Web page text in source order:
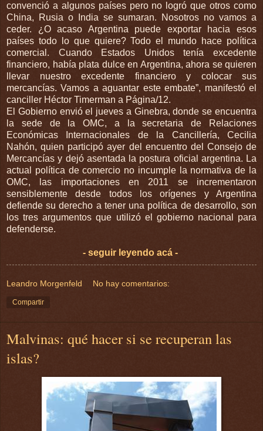
convenció a algunos países pero no logró que otros como
China, Rusia o India se sumaran. Nosotros no vamos a
ceder. ¿O acaso Argentina puede exportar hacia esos
países todo lo que quiere? Todo el mundo hace política
comercial. Cuando Estados Unidos tenía excedente
financiero, había plata dulce en Argentina, ahora se quieren
llevar nuestro excedente financiero y colocar sus
mercancías. Vamos a aguantar este embate”, manifestó el
canciller Héctor Timerman a Página/12.
El Gobierno envió el jueves a Ginebra, donde se encuentra
la sede de la OMC, a la secretaria de Relaciones
Económicas Internacionales de la Cancillería, Cecilia
Nahón, quien participó ayer del encuentro del Consejo de
Mercancías y dejó asentada la postura oficial argentina. La
actual política de comercio no incumple la normativa de la
OMC, las importaciones en 2011 se incrementaron
sensiblemente desde todos los orígenes y Argentina
defiende su derecho a tener una política de desarrollo, son
los tres argumentos que utilizó el gobierno nacional para
defenderse.
- seguir leyendo acá -
Leandro Morgenfeld No hay comentarios:
Compartir
Malvinas: qué hacer si se recuperan las
islas?